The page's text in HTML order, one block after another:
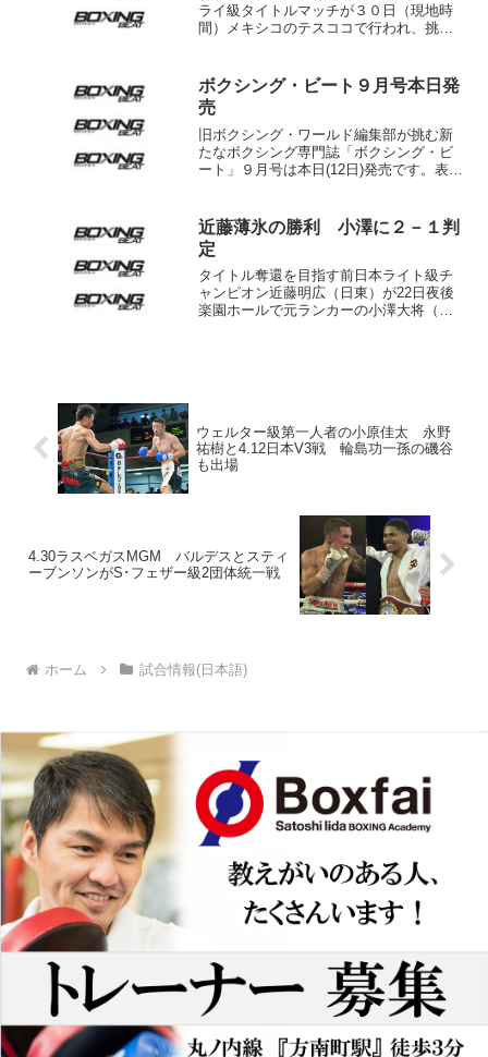
ライ級タイトルマッチが３０日（現地時
間）メキシコのテスココで行われ、挑戦
ＴＫＯで下し、緑のベルトを手にし
た。 試合は中盤まで激しいペ...
ボクシング・ビート９月号本日発
売
旧ボクシング・ワールド編集部が挑む新
たなボクシング専門誌「ボクシング・ビ
ート」９月号は本日(12日)発売です。表紙
へ・リナレスのチャンピオン・コンビで
す。また遠くナ...
近藤薄氷の勝利 小澤に２－１判
定
タイトル奪還を目指す前日本ライト級チ
ャンピオン近藤明広（日東）が22日夜後
楽園ホールで元ランカーの小澤大将（全
ウェルター級第一人者の小原佳太 永野
祐樹と4.12日本V3戦 輪島功一孫の磯谷
も出場
4.30ラスベガスMGM バルデスとスティ
ーブンソンがS･フェザー級2団体統一戦
ホーム 試合情報(日本語)